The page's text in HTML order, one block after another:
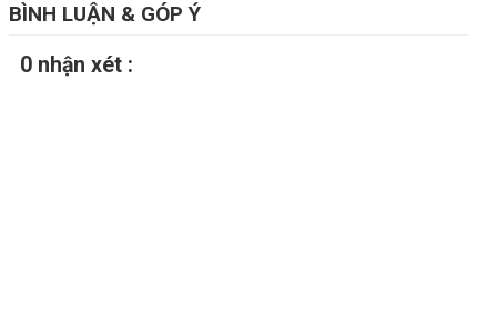
BÌNH LUẬN & GÓP Ý
0 nhận xét :